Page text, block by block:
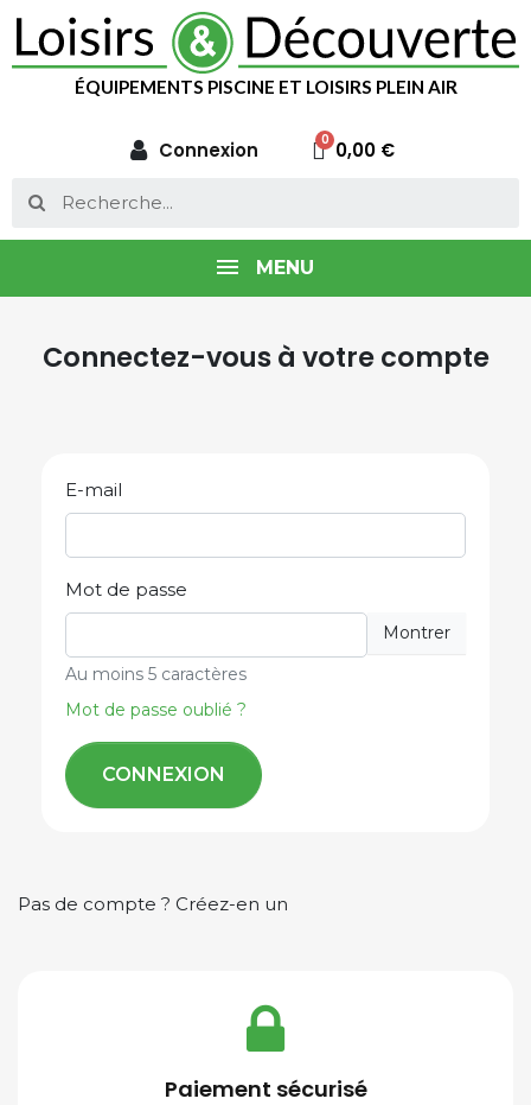
ÉQUIPEMENTS PISCINE ET LOISIRS PLEIN AIR
Connexion 0,00 €
MENU
Connectez-vous à votre compte
E-mail
Mot de passe
Montrer
Au moins 5 caractères
Mot de passe oublié ?
CONNEXION
Pas de compte ? Créez-en un
Paiement sécurisé